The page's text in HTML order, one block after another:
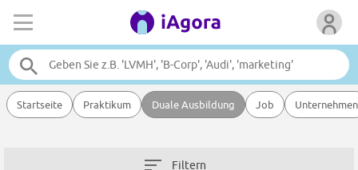
Startseite Praktikum Duale Ausbildung Job Unternehmen
Filtern